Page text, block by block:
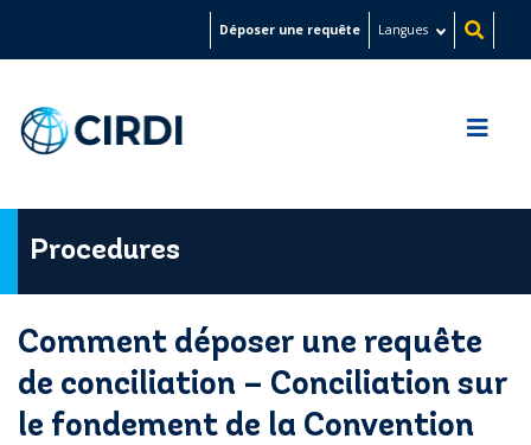
Déposer une requête Langues
Procedures
Comment déposer une requête
de conciliation – Conciliation sur
le fondement de la Convention